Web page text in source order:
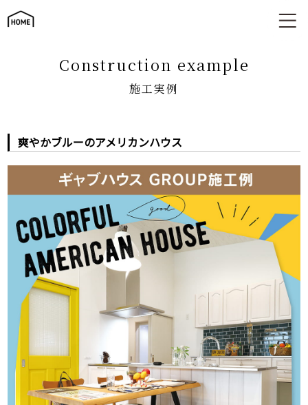
施工実例
construction example
施工実例
爽やかブルーのアメリカンハウス